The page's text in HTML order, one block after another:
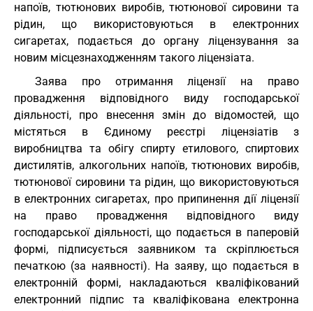
напоїв, тютюнових виробів, тютюнової сировини та
рідин, що використовуються в електронних
сигаретах, подається до органу ліцензування за
новим місцезнаходженням такого ліцензіата.
Заява про отримання ліцензії на право
провадження відповідного виду господарської
діяльності, про внесення змін до відомостей, що
містяться в Єдиному реєстрі ліцензіатів з
виробництва та обігу спирту етилового, спиртових
дистилятів, алкогольних напоїв, тютюнових виробів,
тютюнової сировини та рідин, що використовуються
в електронних сигаретах, про припинення дії ліцензії
на право провадження відповідного виду
господарської діяльності, що подається в паперовій
формі, підписується заявником та скріплюється
печаткою (за наявності). На заяву, що подається в
електронній формі, накладаються кваліфікований
електронний підпис та кваліфікована електронна